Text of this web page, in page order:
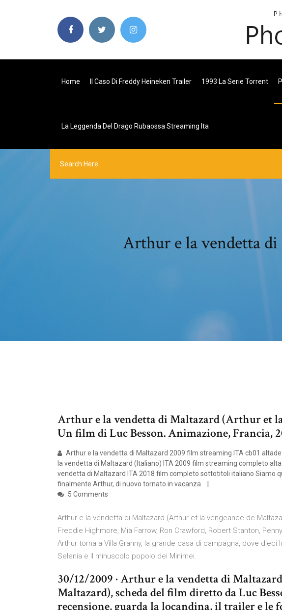
Home Il Caso Di Freddy Heineken Trailer 1993 La Serie Torrent
La Leggenda Del Drago Rubaossa Streaming Ita
Arthur e la vendetta
Arthur e la vendetta di Maltazard (Arthur et
Un film di Luc Besson. Animazione, Francia,
Arthur e la vendetta di Maltazard 2009 film streaming ITA cb01
la vendetta di Maltazard (Italiano) ITA 2009 film streaming completo
vendetta di Maltazard ITA 2018 film completo sottotitoli italiano Siamo
finalmente Arthur, di nuovo tornato in vacanza
5 Comments
Arthur e la vendetta di Maltazard (Arthur et la vengeance de
Freddie Highmore, Mia Farrow, Ron Crawford, Robert Stanton,
Arthur torna a Villa Granny, la grande casa di campagna, dove
Selenia e il minuscolo popolo dei Minimei.
30/12/2009 · Arthur e la vendetta di
Maltazard), scheda del film diretto da Luc
recensione, guarda la locandina, il trailer e le